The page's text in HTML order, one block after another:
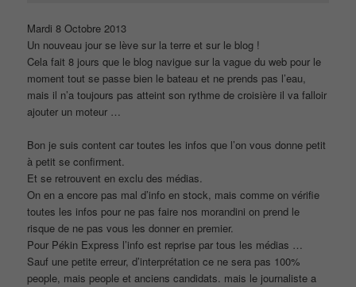
Mardi 8 Octobre 2013
Un nouveau jour se lève sur la terre et sur le blog !
Cela fait 8 jours que le blog navigue sur la vague du web pour le
moment tout se passe bien le bateau et ne prends pas l’eau,
mais il n’a toujours pas atteint son rythme de croisière il va falloir
ajouter un moteur …
Bon je suis content car toutes les infos que l’on vous donne petit
à petit se confirment.
Et se retrouvent en exclu des médias.
On en a encore pas mal d’info en stock, mais comme on vérifie
toutes les infos pour ne pas faire nos morandini on prend le
risque de ne pas vous les donner en premier.
Pour Pékin Express l’info est reprise par tous les médias …
Sauf une petite erreur, d’interprétation ce ne sera pas 100%
people, mais people et anciens candidats. mais le journaliste a